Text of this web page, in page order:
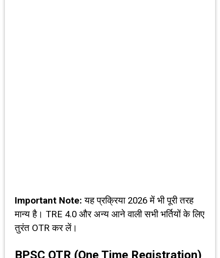
Important Note: यह प्रक्रिया 2026 में भी पूरी तरह
मान्य है। TRE 4.0 और अन्य आने वाली सभी भर्तियों के लिए
तुरंत OTR कर लें।
BPSC OTR (One Time Registration)